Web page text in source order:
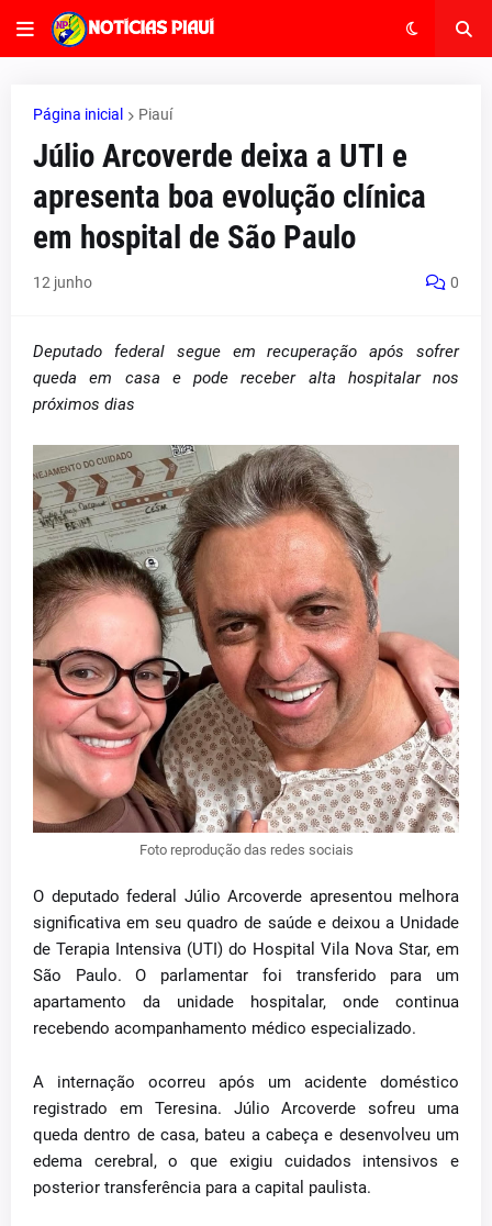
Página inicial Piauí
Júlio Arcoverde deixa a UTI e
apresenta boa evolução clínica
em hospital de São Paulo
12 junho 0
Deputado federal segue em recuperação após sofrer
queda em casa e pode receber alta hospitalar nos
próximos dias
Foto reprodução das redes sociais
O deputado federal Júlio Arcoverde apresentou melhora
significativa em seu quadro de saúde e deixou a Unidade
de Terapia Intensiva (UTI) do Hospital Vila Nova Star, em
São Paulo. O parlamentar foi transferido para um
apartamento da unidade hospitalar, onde continua
recebendo acompanhamento médico especializado.
A internação ocorreu após um acidente doméstico
registrado em Teresina. Júlio Arcoverde sofreu uma
queda dentro de casa, bateu a cabeça e desenvolveu um
edema cerebral, o que exigiu cuidados intensivos e
posterior transferência para a capital paulista.